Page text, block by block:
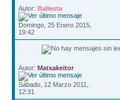
Autor: Ballesta
Domingo, 25 Enero 2015,
19:42
Autor: Matxakeitor
Sábado, 12 Marzo 2011,
12:31